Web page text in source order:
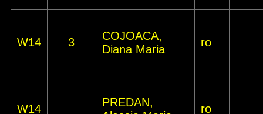
W14 3
COJOACA,
Diana Maria
ro
W14
PREDAN,
ro